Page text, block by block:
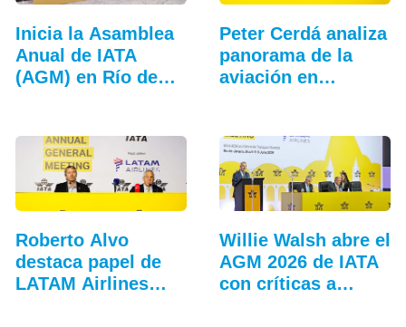
Inicia la Asamblea
Anual de IATA
(AGM) en Río de
Peter Cerdá analiza
panorama de la
aviación en…
Roberto Alvo
destaca papel de
LATAM Airlines
Willie Walsh abre el
AGM 2026 de IATA
con críticas a…